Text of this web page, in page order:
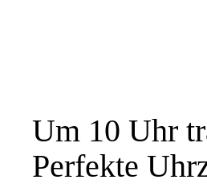
Um 10 Uhr
Perfekte